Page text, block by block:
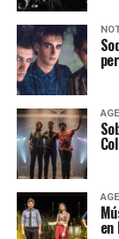
en